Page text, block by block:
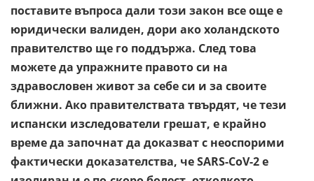
поставите въпроса дали този закон все още е
юридически валиден, дори ако холандското
правителство ще го поддържа. След това
можете да упражните правото си на
здравословен живот за себе си и за своите
ближни. Ако правителствата твърдят, че тези
испански изследователи грешат, е крайно
време да започнат да доказват с неоспорими
фактически доказателства, че SARS-CoV-2 е